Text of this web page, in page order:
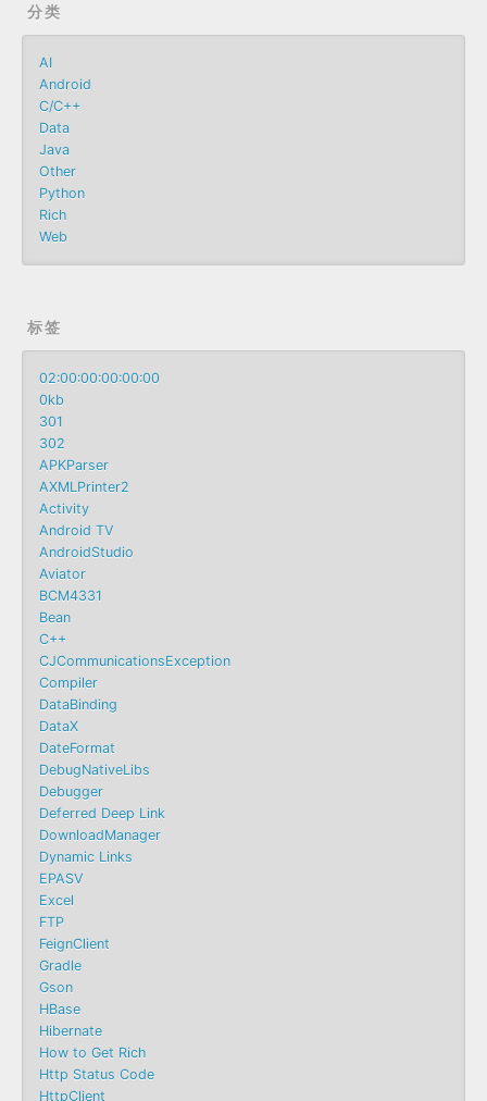
分类
AI
Android
C/C++
Data
Java
Other
Python
Rich
Web
标签
02:00:00:00:00:00
0kb
301
302
APKParser
AXMLPrinter2
Activity
Android TV
AndroidStudio
Aviator
BCM4331
Bean
C++
CJCommunicationsException
Compiler
DataBinding
DataX
DateFormat
DebugNativeLibs
Debugger
Deferred Deep Link
DownloadManager
Dynamic Links
EPASV
Excel
FTP
FeignClient
Gradle
Gson
HBase
Hibernate
How to Get Rich
Http Status Code
HttpClient